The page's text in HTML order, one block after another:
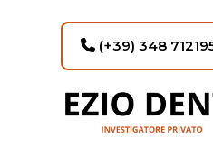
(+39) 348